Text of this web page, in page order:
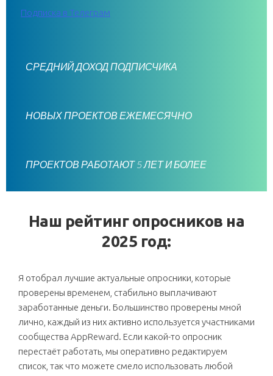
Подписка в Телеграм
СРЕДНИЙ ДОХОД ПОДПИСЧИКА
НОВЫХ ПРОЕКТОВ ЕЖЕМЕСЯЧНО
ПРОЕКТОВ РАБОТАЮТ 5 ЛЕТ И БОЛЕЕ
Наш рейтинг опросников на
2025 год:
Я отобрал лучшие актуальные опросники, которые
проверены временем, стабильно выплачивают
заработанные деньги. Большинство проверены мной
лично, каждый из них активно используется участниками
сообщества AppReward. Если какой-то опросник
перестаёт работать, мы оперативно редактируем
список, так что можете смело использовать любой